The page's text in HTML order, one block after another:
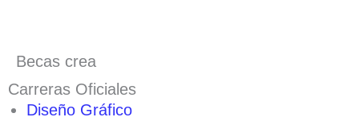
Becas crea
Carreras Oficiales
Diseño Gráfico